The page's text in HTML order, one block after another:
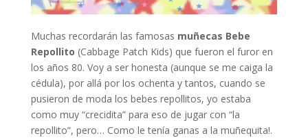
Muchas recordarán las famosas muñecas Bebe
Repollito (Cabbage Patch Kids) que fueron el furor en
los años 80. Voy a ser honesta (aunque se me caiga la
cédula), por allá por los ochenta y tantos, cuando se
pusieron de moda los bebes repollitos, yo estaba
como muy “crecidita” para eso de jugar con “la
repollito”, pero… Como le tenía ganas a la muñequita!.